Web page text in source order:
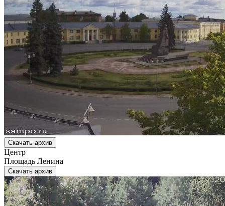
Скачать архив
Центр
Площадь Ленина
Скачать архив